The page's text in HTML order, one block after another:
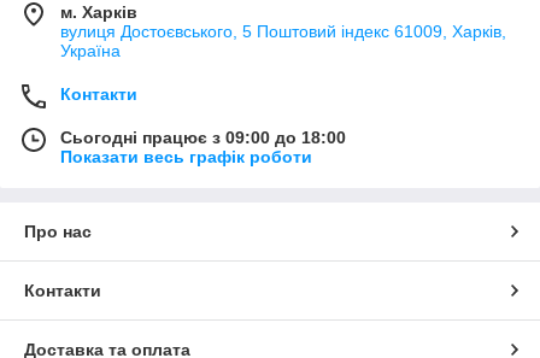
м. Харків
вулиця Достоєвського, 5 Поштовий індекс 61009, Харків,
Україна
Контакти
Сьогодні працює з 09:00 до 18:00
Показати весь графік роботи
Про нас
Контакти
Доставка та оплата